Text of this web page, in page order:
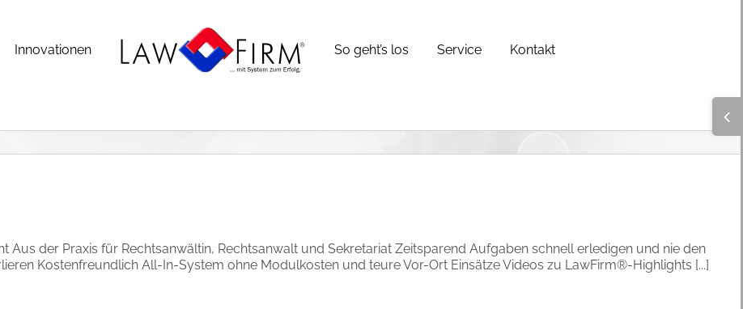
Innovationen So geht’s los Service Kontakt
Aus der Praxis für Rechtsanwältin, Rechtsanwalt und Sekretariat Zeitsparend Aufgaben schnell erledigen und nie den
Kostenfreundlich All-In-System ohne Modulkosten und teure Vor-Ort Einsätze Videos zu LawFirm®-Highlights [...]
Bar
Area